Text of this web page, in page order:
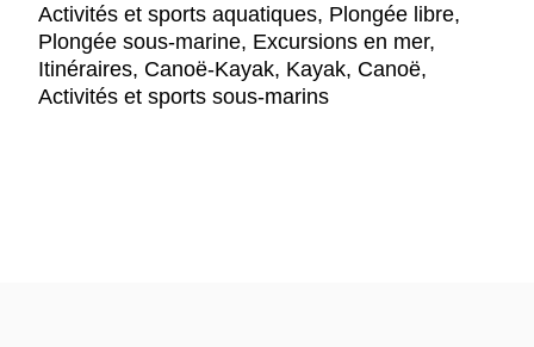
Activités et sports aquatiques, Plongée libre,
Plongée sous-marine, Excursions en mer,
Itinéraires, Canoë-Kayak, Kayak, Canoë,
Activités et sports sous-marins